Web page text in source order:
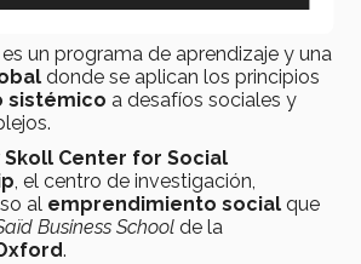
System
es un programa de aprendizaje y una
donde se aplican los principios
sistémico a desafíos sociales y
Skoll Center for Social
, el centro de investigación,
al emprendimiento social que
Business School de la
.